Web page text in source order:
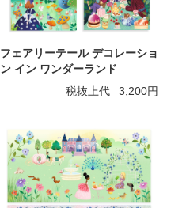
フェアリーテール デコレーショ
ン イン ワンダーランド
税抜上代
3,200円